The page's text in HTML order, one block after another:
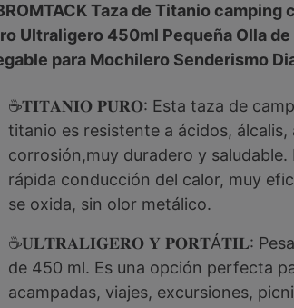
Taza de Titanio camping
Ultraligero 450ml Pequeña Olla
para Mochilero Senderismo
☕𝐓𝐈𝐓𝐀𝐍𝐈𝐎 𝐏𝐔𝐑𝐎: Esta taza de
titanio es resistente a ácidos,
corrosión,muy duradero y
rápida conducción del calor, muy
se oxida, sin olor metálico.
☕𝐔𝐋𝐓𝐑𝐀𝐋𝐈𝐆𝐄𝐑𝐎 𝐘 𝐏𝐎𝐑𝐓Á𝐓𝐈𝐋:
de 450 ml. Es una opción perfecta
acampadas, viajes, excursiones,